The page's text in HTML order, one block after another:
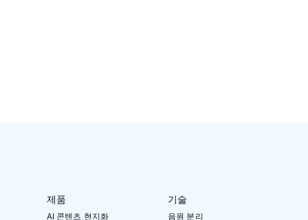
제품
AI 콘텐츠 현지화
기술
음원 분리